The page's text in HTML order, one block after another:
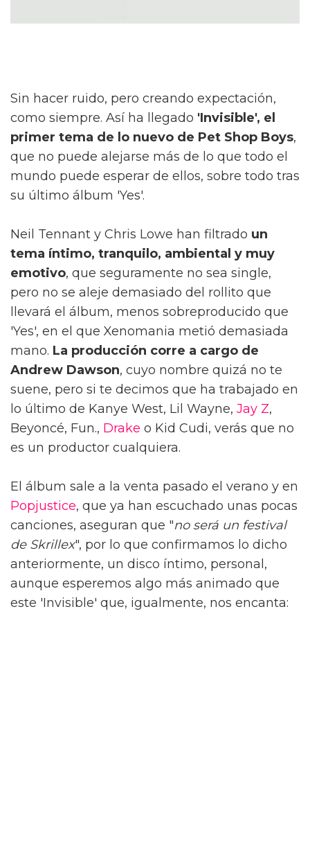
Sin hacer ruido, pero creando expectación,
como siempre. Así ha llegado 'Invisible', el
primer tema de lo nuevo de Pet Shop Boys,
que no puede alejarse más de lo que todo el
mundo puede esperar de ellos, sobre todo tras
su último álbum 'Yes'.
Neil Tennant y Chris Lowe han filtrado un
tema íntimo, tranquilo, ambiental y muy
emotivo, que seguramente no sea single,
pero no se aleje demasiado del rollito que
llevará el álbum, menos sobreproducido que
'Yes', en el que Xenomania metió demasiada
mano. La producción corre a cargo de
Andrew Dawson, cuyo nombre quizá no te
suene, pero si te decimos que ha trabajado en
lo último de Kanye West, Lil Wayne, Jay Z,
Beyoncé, Fun., Drake o Kid Cudi, verás que no
es un productor cualquiera.
El álbum sale a la venta pasado el verano y en
Popjustice, que ya han escuchado unas pocas
canciones, aseguran que "no será un festival
de Skrillex", por lo que confirmamos lo dicho
anteriormente, un disco íntimo, personal,
aunque esperemos algo más animado que
este 'Invisible' que, igualmente, nos encanta: